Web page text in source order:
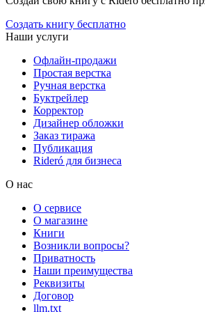
Создать книгу бесплатно
Наши услуги
Офлайн-продажи
Простая верстка
Ручная верстка
Буктрейлер
Корректор
Дизайнер обложки
Заказ тиража
Публикация
Rideró для бизнеса
О нас
О сервисе
О магазине
Книги
Возникли вопросы?
Приватность
Наши преимущества
Реквизиты
Договор
llm.txt